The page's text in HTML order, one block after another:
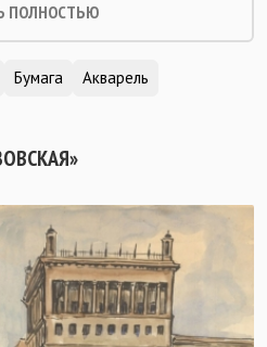
ПОЛНОСТЬЮ
Бумага Акварель